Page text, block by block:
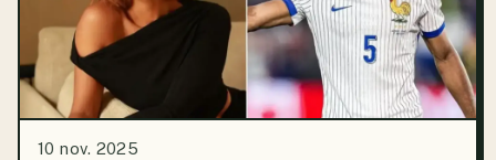
10 nov. 2025